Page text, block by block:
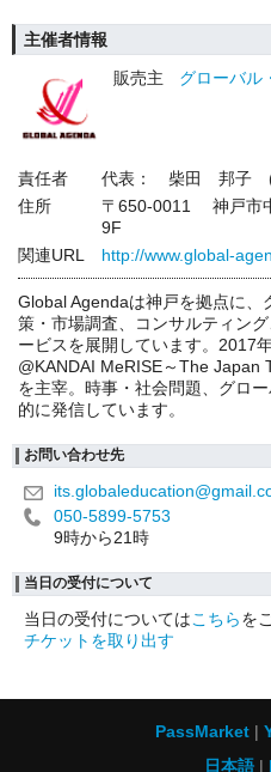
主催者情報
販売主
グローバル
責任者
代表： 柴田 邦子
住所
〒650-0011 神戸市
9F
関連URL
http://www.global-
Global Agendaは神戸を拠点に、
策・市場調査、コンサルティン
ービスを展開しています。2017
@KANDAI MeRISE～The Japan
を主宰。時事・社会問題、グロ
的に発信しています。
お問い合わせ先
050-5899-5753
9時から21時
当日の受付について
当日の受付についてはこちらを
チケットを取り出す
PassMarket
日本語